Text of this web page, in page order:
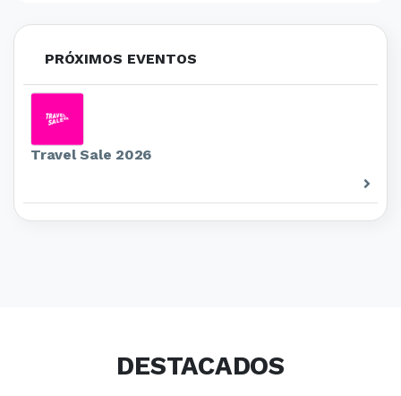
PRÓXIMOS EVENTOS
Travel Sale 2026
DESTACADOS